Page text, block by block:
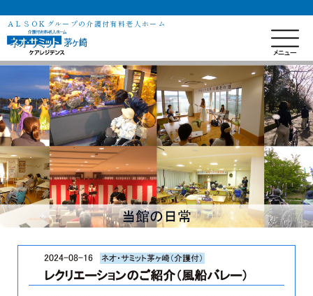
ＡＬＳＯＫグループの介護付有料老人ホーム
当館の日常
2024-08-16 ネオ・サミット茅ヶ崎（介護付）
レクリエーションのご紹介（風船バレー）